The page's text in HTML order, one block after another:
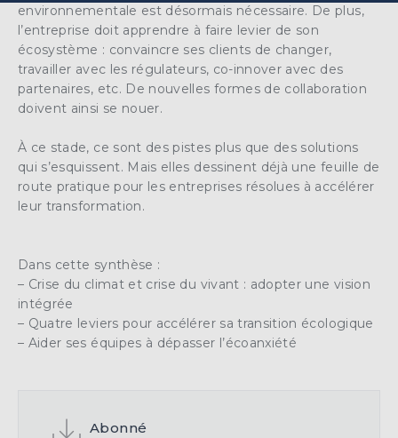
environnementale est désormais nécessaire. De plus,
l’entreprise doit apprendre à faire levier de son
écosystème : convaincre ses clients de changer,
travailler avec les régulateurs, co-innover avec des
partenaires, etc. De nouvelles formes de collaboration
doivent ainsi se nouer.
À ce stade, ce sont des pistes plus que des solutions
qui s’esquissent. Mais elles dessinent déjà une feuille de
route pratique pour les entreprises résolues à accélérer
leur transformation.
Dans cette synthèse :
– Crise du climat et crise du vivant : adopter une vision
intégrée
– Quatre leviers pour accélérer sa transition écologique
– Aider ses équipes à dépasser l’écoanxiété
Abonné